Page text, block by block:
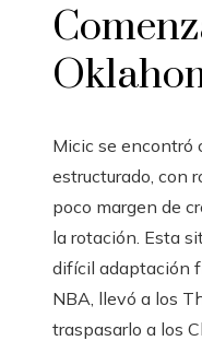
Micic se encontró
estructurado, con
poco margen de
la rotación. Esta
difícil adaptación
NBA, llevó a los
traspasarlo a los